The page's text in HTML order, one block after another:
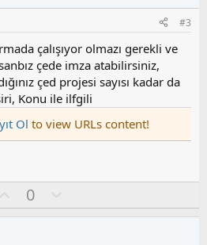
s
u
z
o
y
l
a
#3
çalışıyor olmazı gerekli ve
çede imza atabilirsiniz,
çed projesi sayısı kadar da
Konu ile ilfgili
Ol to view URLs content!
y
0
l